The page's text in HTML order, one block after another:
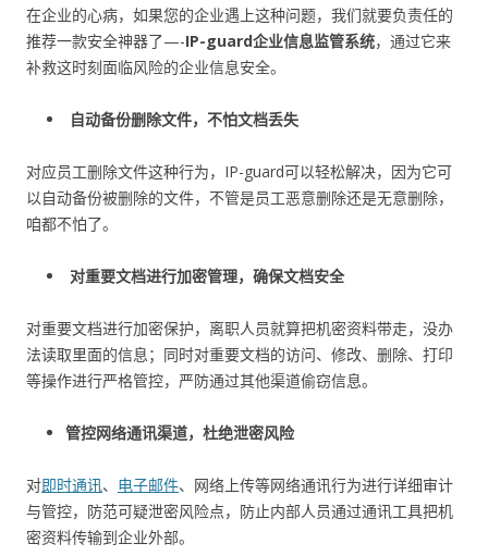
在企业的心病，如果您的企业遇上这种问题，我们就要负责任的
推荐一款安全神器了—-IP-guard企业信息监管系统，通过它来
补救这时刻面临风险的企业信息安全。
自动备份删除文件，不怕文档丢失
对应员工删除文件这种行为，IP-guard可以轻松解决，因为它可
以自动备份被删除的文件，不管是员工恶意删除还是无意删除，
咱都不怕了。
对重要文档进行加密管理，确保文档安全
对重要文档进行加密保护，离职人员就算把机密资料带走，没办
法读取里面的信息；同时对重要文档的访问、修改、删除、打印
等操作进行严格管控，严防通过其他渠道偷窃信息。
管控网络通讯渠道，杜绝泄密风险
对即时通讯、 电子邮件、网络上传等网络通讯行为进行详细审计
与管控，防范可疑泄密风险点，防止内部人员通过通讯工具把机
密资料传输到企业外部。